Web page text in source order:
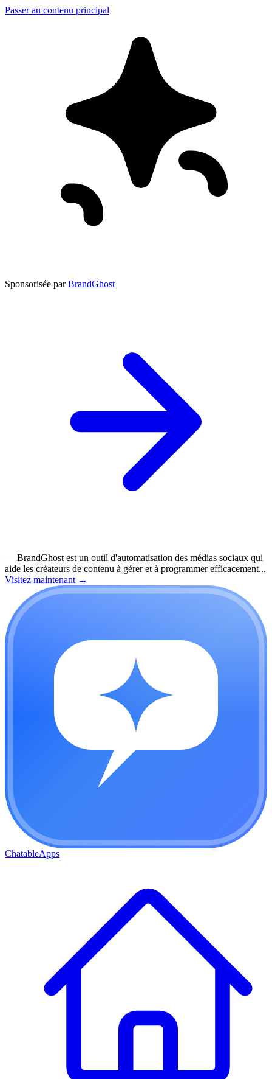
Passer au contenu principal
Sponsorisée par BrandGhost
— BrandGhost est un outil d'automatisation des médias sociaux qui
aide les créateurs de contenu à gérer et à programmer efficacement...
Visitez maintenant →
ChatableApps